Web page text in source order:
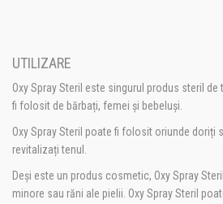
UTILIZARE
Oxy Spray Steril este singurul produs steril de
fi folosit de bărbați, femei și bebeluși.
Oxy Spray Steril poate fi folosit oriunde doriți
revitalizați tenul.
Deși este un produs cosmetic, Oxy Spray
minore sau răni ale pielii. Oxy Spray Steril